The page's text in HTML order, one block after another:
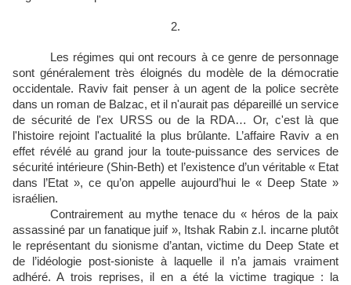
2.
Les régimes qui ont recours à ce genre de personnage
sont généralement très éloignés du modèle de la démocratie
occidentale. Raviv fait penser à un agent de la police secrète
dans un roman de Balzac, et il n'aurait pas dépareillé un service
de sécurité de l'ex URSS ou de la RDA… Or, c'est là que
l'histoire rejoint l'actualité la plus brûlante. L’affaire Raviv a en
effet révélé au grand jour la toute-puissance des services de
sécurité intérieure (Shin-Beth) et l’existence d’un véritable « Etat
dans l’Etat », ce qu’on appelle aujourd’hui le « Deep State »
israélien.
Contrairement au mythe tenace du « héros de la paix
assassiné par un fanatique juif », Itshak Rabin z.l. incarne plutôt
le représentant du sionisme d’antan, victime du Deep State et
de l’idéologie post-sioniste à laquelle il n’a jamais vraiment
adhéré. A trois reprises, il en a été la victime tragique : la